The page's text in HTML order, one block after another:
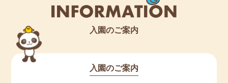
入園のご案内
入園のご案内